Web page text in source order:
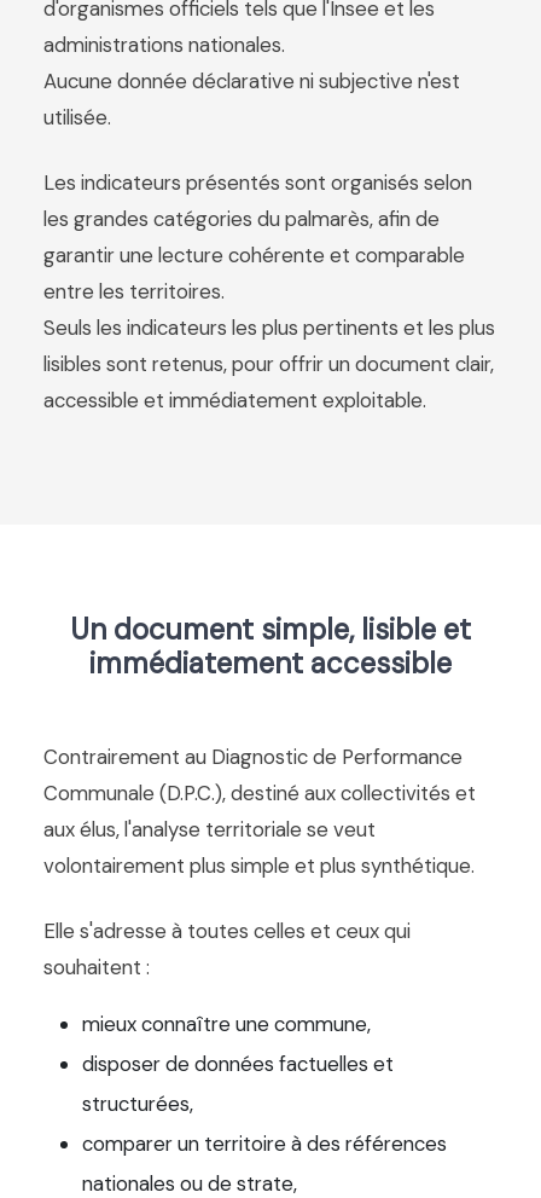
d'organismes officiels tels que l'Insee et les
administrations nationales.
Aucune donnée déclarative ni subjective n'est
utilisée.
Les indicateurs présentés sont organisés selon
les grandes catégories du palmarès, afin de
garantir une lecture cohérente et comparable
entre les territoires.
Seuls les indicateurs les plus pertinents et les plus
lisibles sont retenus, pour offrir un document clair,
accessible et immédiatement exploitable.
Un document simple, lisible et
immédiatement accessible
Contrairement au Diagnostic de Performance
Communale (D.P.C.), destiné aux collectivités et
aux élus, l'analyse territoriale se veut
volontairement plus simple et plus synthétique.
Elle s'adresse à toutes celles et ceux qui
souhaitent :
mieux connaître une commune,
disposer de données factuelles et
structurées,
comparer un territoire à des références
nationales ou de strate,